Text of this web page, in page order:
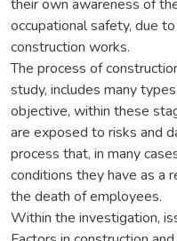
their own awareness of
occupational safety, due
construction works.
The process of
study, includes many
objective, within these
are exposed to risks and
process that, in many
conditions they have as a
the death of employees.
Within the investigation,